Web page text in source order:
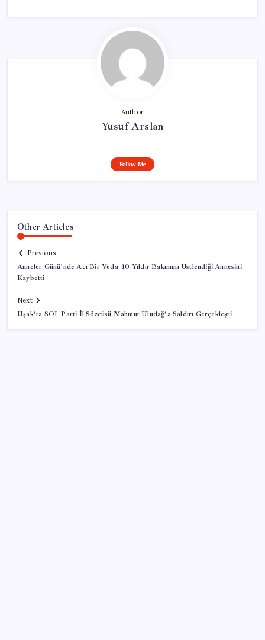
Author
Yusuf Arslan
Follow Me
Other Articles
Previous
Anneler Günü’nde Acı Bir Veda: 10 Yıldır Bakımını Üstlendiği Annesini
Kaybetti
Next
Uşak’ta SOL Parti İl Sözcüsü Mahmut Uludağ’a Saldırı Gerçekleşti